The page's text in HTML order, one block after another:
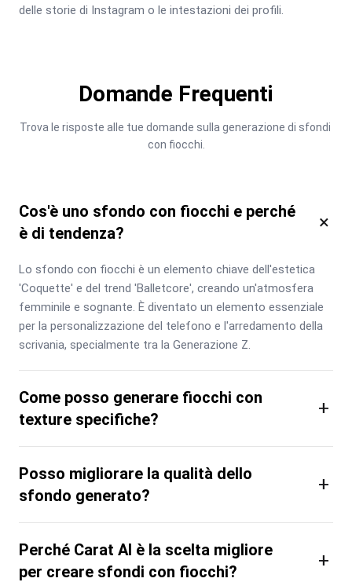
delle storie di Instagram o le intestazioni dei profili.
Domande Frequenti
Trova le risposte alle tue domande sulla generazione di sfondi
con fiocchi.
Cos'è uno sfondo con fiocchi e perché
è di tendenza?
×
Lo sfondo con fiocchi è un elemento chiave dell'estetica
'Coquette' e del trend 'Balletcore', creando un'atmosfera
femminile e sognante. È diventato un elemento essenziale
per la personalizzazione del telefono e l'arredamento della
scrivania, specialmente tra la Generazione Z.
Come posso generare fiocchi con
texture specifiche?
+
Posso migliorare la qualità dello
sfondo generato?
+
Perché Carat AI è la scelta migliore
per creare sfondi con fiocchi?
+